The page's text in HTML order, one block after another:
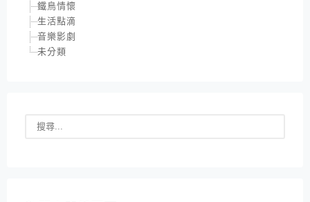
鐵鳥情懷
生活點滴
音樂影劇
未分類